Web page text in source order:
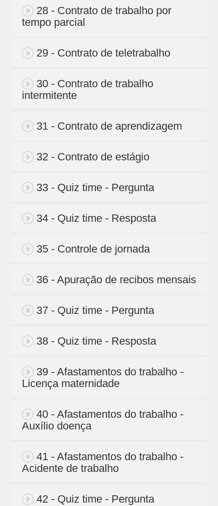
28 - Contrato de trabalho por
tempo parcial
29 - Contrato de teletrabalho
30 - Contrato de trabalho
intermitente
31 - Contrato de aprendizagem
32 - Contrato de estágio
33 - Quiz time - Pergunta
34 - Quiz time - Resposta
35 - Controle de jornada
36 - Apuração de recibos mensais
37 - Quiz time - Pergunta
38 - Quiz time - Resposta
39 - Afastamentos do trabalho -
Licença maternidade
40 - Afastamentos do trabalho -
Auxílio doença
41 - Afastamentos do trabalho -
Acidente de trabalho
42 - Quiz time - Pergunta